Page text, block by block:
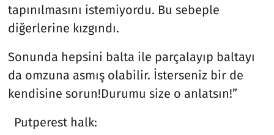
tapınılmasını istemiyordu. Bu sebeple
diğerlerine kızgındı.
Sonunda hepsini balta ile parçalayıp baltayı
da omzuna asmış olabilir. İsterseniz bir de
kendisine sorun!Durumu size o anlatsın!”
Putperest halk: